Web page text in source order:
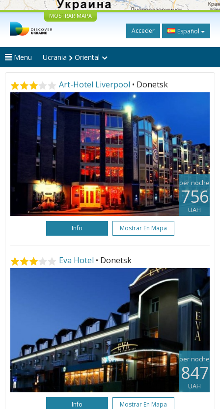
MOSTRAR MAPA
Acceder Español
Menu Ucrania Oriental
Art-Hotel Liverpool • Donetsk
per noche
756
UAH
Info Mostrar En Mapa
Eva Hotel • Donetsk
per noche
847
UAH
Info Mostrar En Mapa